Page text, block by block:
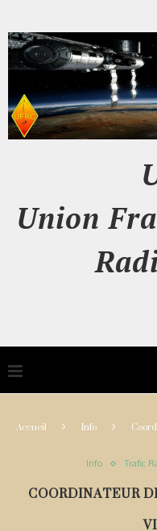
Union
Accueil Info
Info Trafic
COORDINATEUR